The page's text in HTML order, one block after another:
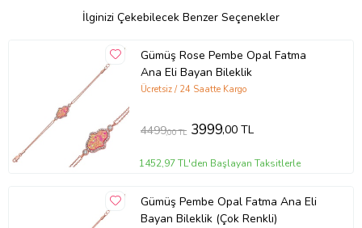
İlginizi Çekebilecek Benzer Seçenekler
Gümüş Rose Pembe Opal Fatma
Ana Eli Bayan Bileklik
Ücretsiz / 24 Saatte Kargo
4499,00 TL 3999,00 TL
1452,97 TL'den Başlayan Taksitlerle
Gümüş Pembe Opal Fatma Ana Eli
Bayan Bileklik (Çok Renkli)